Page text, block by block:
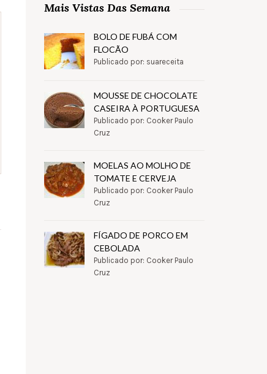
Mais Vistas Das Semana
BOLO DE FUBÁ COM
FLOCÃO
Publicado por: suareceita
MOUSSE DE CHOCOLATE
CASEIRA À PORTUGUESA
Publicado por: Cooker Paulo
Cruz
MOELAS AO MOLHO DE
TOMATE E CERVEJA
Publicado por: Cooker Paulo
Cruz
FÍGADO DE PORCO EM
CEBOLADA
Publicado por: Cooker Paulo
Cruz